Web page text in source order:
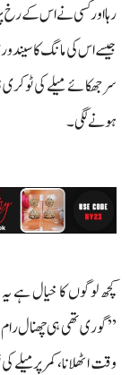
رہا اور کسی نے اس کے رخ
جیسے اس کی مانگ کا
سر جھکائے میلے کی
ہونے لگی۔
کچھ لوگوں کا خیال ہے
’’گوری تھی ہی چھنال
وقت اٹھلانا، کمر